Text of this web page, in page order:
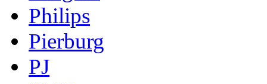
Philips
Pierburg
PJ